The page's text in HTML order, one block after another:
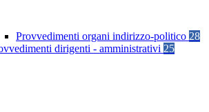
Provvedimenti organi indirizzo-politico 28
dirigenti - amministrativi 25